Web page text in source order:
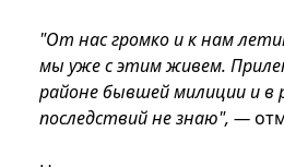
"От нас громко и к нам
мы уже с этим живем.
районе бывшей милиции и в
последствий не знаю", —